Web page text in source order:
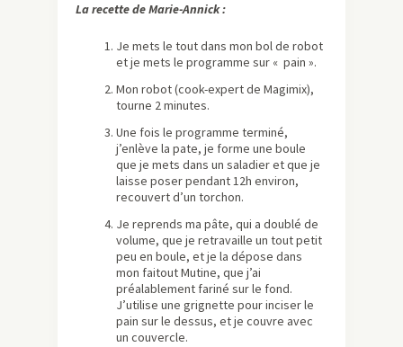
La recette de Marie-Annick :
Je mets le tout dans mon bol de robot
et je mets le programme sur « pain ».
Mon robot (cook-expert de Magimix),
tourne 2 minutes.
Une fois le programme terminé,
j’enlève la pate, je forme une boule
que je mets dans un saladier et que je
laisse poser pendant 12h environ,
recouvert d’un torchon.
Je reprends ma pâte, qui a doublé de
volume, que je retravaille un tout petit
peu en boule, et je la dépose dans
mon faitout Mutine, que j’ai
préalablement fariné sur le fond.
J’utilise une grignette pour inciser le
pain sur le dessus, et je couvre avec
un couvercle.